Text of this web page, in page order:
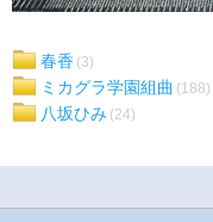
春香 (3)
ミカグラ学園組曲 (188)
八坂ひみ (24)